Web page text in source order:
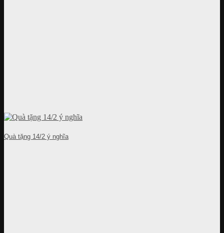
Quà tặng 14/2 ý nghĩa